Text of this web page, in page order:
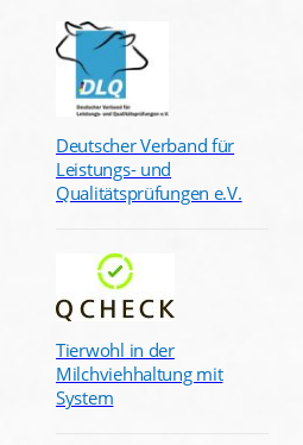
Deutscher Verband für
Leistungs- und
Qualitätsprüfungen e.V.
Tierwohl in der
Milchviehhaltung mit
System